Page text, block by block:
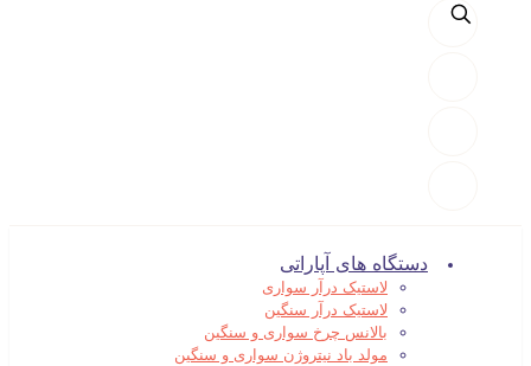
دستگاه های آپاراتی
لاستیک درآر سواری
لاستیک درآر سنگین
بالانس چرخ سواری و سنگین
مولد باد نیتروژن سواری و سنگین